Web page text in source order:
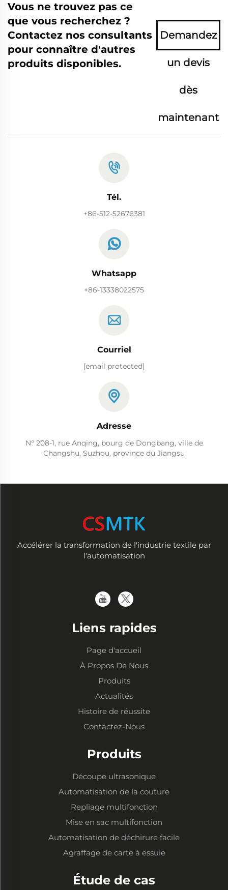
Vous ne trouvez pas ce
que vous recherchez ?
Contactez nos consultants
pour connaître d'autres
produits disponibles.
Demandez
un devis
dès
maintenant
Tél.
+86-512-52676381
Whatsapp
+86-13338022575
Courriel
[email protected]
Adresse
N° 208-1, rue Anqing, bourg de Dongbang, ville de
Changshu, Suzhou, province du Jiangsu
Accélérer la transformation de l'industrie textile par
l'automatisation
Liens rapides
Page d'accueil
À Propos De Nous
Produits
Actualités
Histoire de réussite
Contactez-Nous
Produits
Découpe ultrasonique
Automatisation de la couture
Repliage multifonction
Mise en sac multifonction
Automatisation de déchirure facile
Agraffage de carte à essuie
Étude de cas